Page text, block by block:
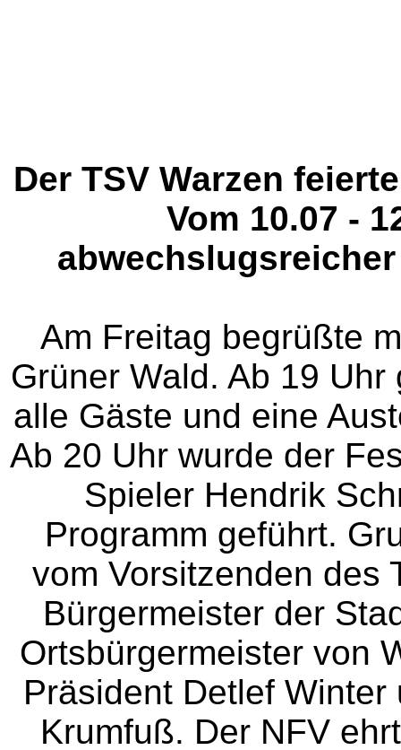
Der TSV Warzen
Vom 10.07 -
Am Freitag begrüßte
Grüner Wald. Ab 19
alle Gäste und eine
Ab 20 Uhr wurde der
Spieler Hendrik
Programm geführt.
vom Vorsitzenden des
Bürgermeister der
Ortsbürgermeister von
Präsident Detlef
Krumfuß. Der NFV